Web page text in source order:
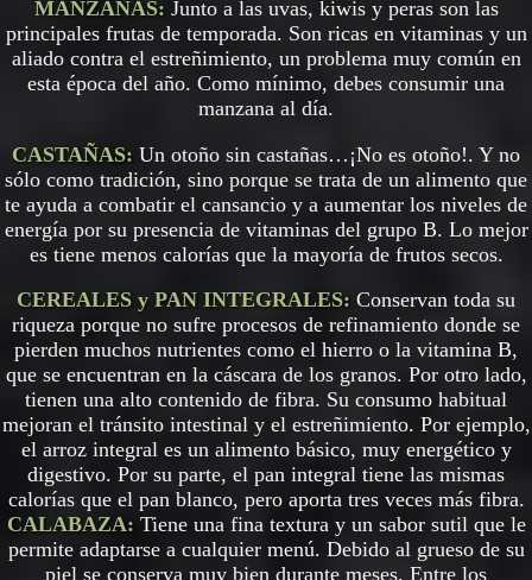
MANZANAS: Junto a las uvas, kiwis y peras son las
principales frutas de temporada. Son ricas en vitaminas y un
aliado contra el estreñimiento, un problema muy común en
esta época del año. Como mínimo, debes consumir una
manzana al día.
CASTAÑAS: Un otoño sin castañas…¡No es otoño!. Y no
sólo como tradición, sino porque se trata de un alimento que
te ayuda a combatir el cansancio y a aumentar los niveles de
energía por su presencia de vitaminas del grupo B. Lo mejor
es tiene menos calorías que la mayoría de frutos secos.
CEREALES y PAN INTEGRALES: Conservan toda su
riqueza porque no sufre procesos de refinamiento donde se
pierden muchos nutrientes como el hierro o la vitamina B,
que se encuentran en la cáscara de los granos. Por otro lado,
tienen una alto contenido de fibra. Su consumo habitual
mejoran el tránsito intestinal y el estreñimiento. Por ejemplo,
el arroz integral es un alimento básico, muy energético y
digestivo. Por su parte, el pan integral tiene las mismas
calorías que el pan blanco, pero aporta tres veces más fibra.
CALABAZA: Tiene una fina textura y un sabor sutil que le
permite adaptarse a cualquier menú. Debido al grueso de su
piel se conserva muy bien durante meses. Entre los